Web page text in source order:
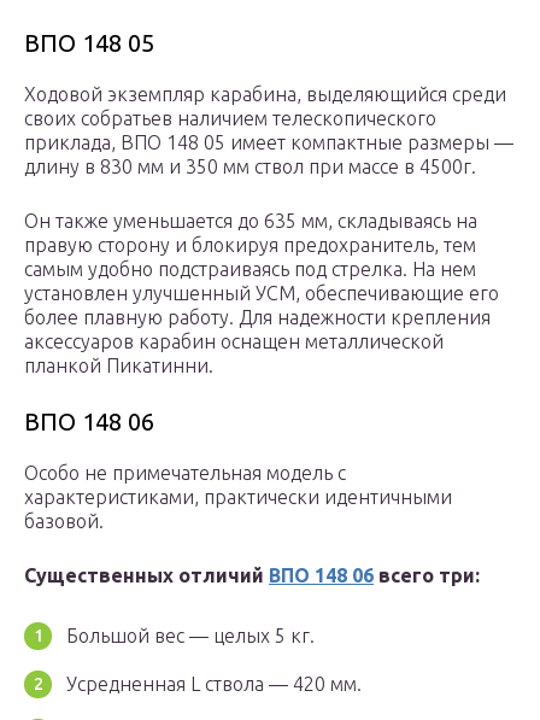
ВПО 148 05
Ходовой экземпляр карабина, выделяющийся среди
своих собратьев наличием телескопического
приклада, ВПО 148 05 имеет компактные размеры —
длину в 830 мм и 350 мм ствол при массе в 4500г.
Он также уменьшается до 635 мм, складываясь на
правую сторону и блокируя предохранитель, тем
самым удобно подстраиваясь под стрелка. На нем
установлен улучшенный УСМ, обеспечивающие его
более плавную работу. Для надежности крепления
аксессуаров карабин оснащен металлической
планкой Пикатинни.
ВПО 148 06
Особо не примечательная модель с
характеристиками, практически идентичными
базовой.
Существенных отличий ВПО 148 06 всего три:
Большой вес — целых 5 кг.
Усредненная L ствола — 420 мм.